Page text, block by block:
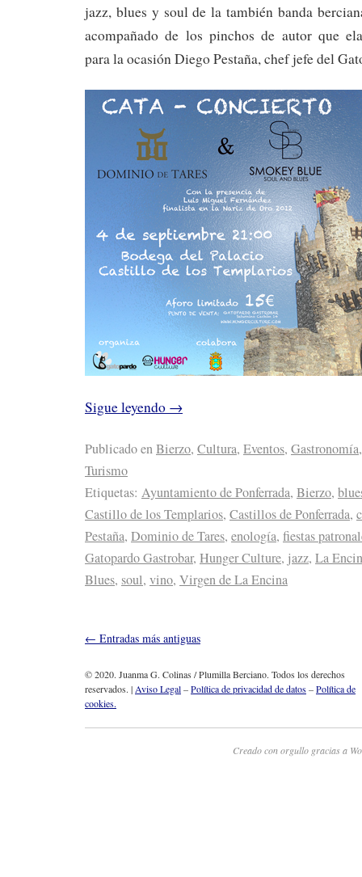
jazz, blues y soul de la también banda
acompañado de los pinchos de autor que
para la ocasión Diego Pestaña, chef jefe del
Sigue leyendo →
Publicado enBierzo, Cultura, Eventos, Gastronomía
Turismo
Etiquetas: Ayuntamiento de Ponferrada, Bierzo,
Castillo de los Templarios, Castillos de Ponferrada,
Pestaña, Dominio de Tares, enología, fiestas
Gatopardo Gastrobar, Hunger Culture, jazz, La
Blues, soul, vino, Virgen de La Encina
← Entradas más antiguas
© 2020. Juanma G. Colinas / Plumilla Berciano. Todos los derechos
reservados. | Aviso Legal–Política de privacidad de datos–Política de
cookies.
Creado con orgullo gracias a